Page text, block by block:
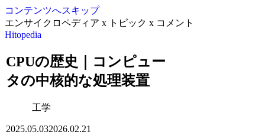
コンテンツへスキップ
エンサイクロペディア x トピック x コメント
Hitopedia
CPUの歴史｜コンピュー
タの中核的な処理装置
工学
2025.05.032026.02.21